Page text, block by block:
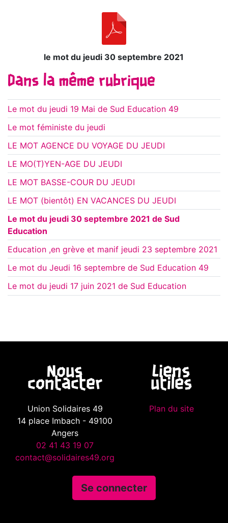
le mot du jeudi 30 septembre 2021
Dans la même rubrique
Le mot du jeudi 19 Mai de Sud Education 49
Le mot féministe du jeudi
LE MOT AGENCE DU VOYAGE DU JEUDI
LE MO(T)YEN-AGE DU JEUDI
LE MOT BASSE-COUR DU JEUDI
LE MOT (bientôt) EN VACANCES DU JEUDI
Le mot du jeudi 30 septembre 2021 de Sud
Education
Education ,en grève et manif jeudi 23 septembre 2021
Le mot du Jeudi 16 septembre de Sud Education 49
Le mot du jeudi 17 juin 2021 de Sud Education
Nous
contacter
Union Solidaires 49
14 place Imbach - 49100
Angers
02 41 43 19 07
contact@solidaires49.org
Liens
utiles
Plan du site
Se connecter